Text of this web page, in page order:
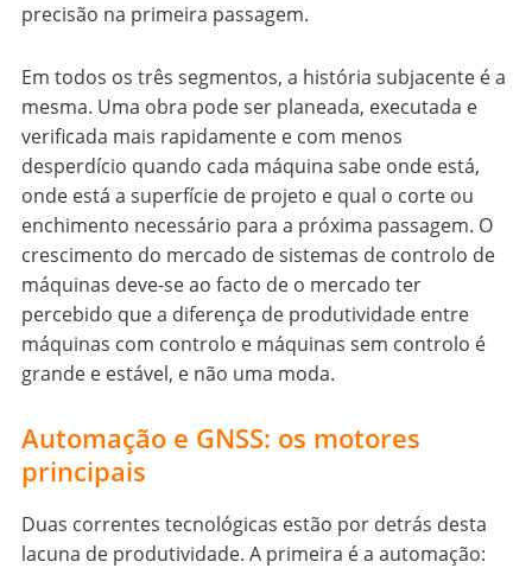
precisão na primeira passagem.
Em todos os três segmentos, a história subjacente é a
mesma. Uma obra pode ser planeada, executada e
verificada mais rapidamente e com menos
desperdício quando cada máquina sabe onde está,
onde está a superfície de projeto e qual o corte ou
enchimento necessário para a próxima passagem. O
crescimento do mercado de sistemas de controlo de
máquinas deve-se ao facto de o mercado ter
percebido que a diferença de produtividade entre
máquinas com controlo e máquinas sem controlo é
grande e estável, e não uma moda.
Automação e GNSS: os motores
principais
Duas correntes tecnológicas estão por detrás desta
lacuna de produtividade. A primeira é a automação: